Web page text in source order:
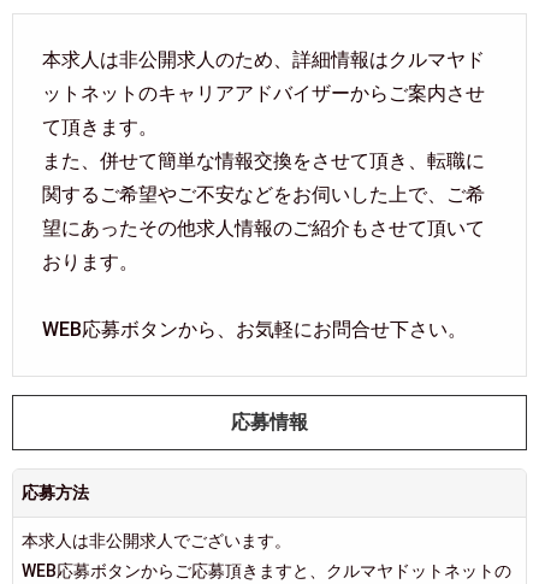
本求人は非公開求人のため、詳細情報はクルマヤド
ットネットのキャリアアドバイザーからご案内させ
て頂きます。
また、併せて簡単な情報交換をさせて頂き、転職に
関するご希望やご不安などをお伺いした上で、ご希
望にあったその他求人情報のご紹介もさせて頂いて
おります。
WEB応募ボタンから、お気軽にお問合せ下さい。
応募情報
応募方法
本求人は非公開求人でございます。
WEB応募ボタンからご応募頂きますと、クルマヤドットネットの